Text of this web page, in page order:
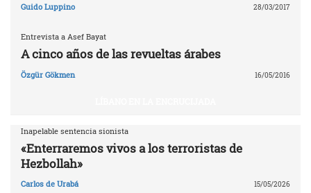
Guido Luppino 28/03/2017
Entrevista a Asef Bayat
A cinco años de las revueltas árabes
Özgür Gökmen 16/05/2016
Inapelable sentencia sionista
«Enterraremos vivos a los terroristas de
Hezbollah»
Carlos de Urabá 15/05/2026